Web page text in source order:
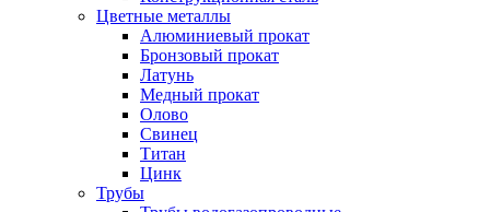
Цветные металлы
Алюминиевый прокат
Бронзовый прокат
Латунь
Медный прокат
Олово
Свинец
Титан
Цинк
Трубы